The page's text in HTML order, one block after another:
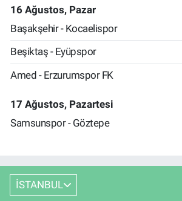
16 Ağustos, Pazar
Başakşehir - Kocaelispor
Beşiktaş - Eyüpspor
Amed - Erzurumspor FK
17 Ağustos, Pazartesi
Samsunspor - Göztepe
İSTANBUL